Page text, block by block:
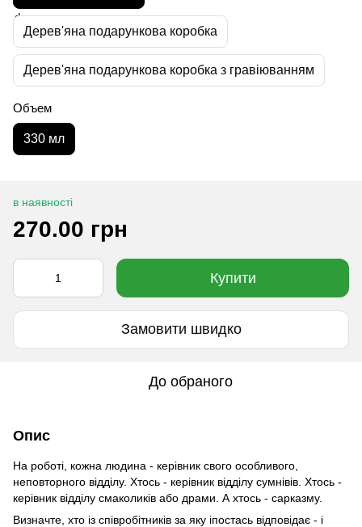
Дерев'яна подарункова коробка
Дерев'яна подарункова коробка з гравіюванням
Объем
330 мл
в наявності
270.00 грн
Купити
Замовити швидко
До обраного
Опис
На роботі, кожна людина - керівник свого особливого,
неповторного відділу. Хтось - керівник відділу сумнівів. Хтось -
керівник відділу смаколиків або драми. А хтось - сарказму.
Визначте, хто із співробітників за яку іпостась відповідає - і